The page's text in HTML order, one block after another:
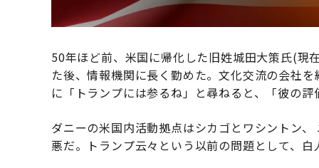
50年ほど前、米国に帰化した旧姓城田大策氏(現
た後、情報機関に長く勤めた。文化交流の会社
に「トランプには参るね」と尋ねると、「彼の
ダニーの米国内活動拠点はシカゴとワシントン
悪だ。トランプ云々という以前の問題として、